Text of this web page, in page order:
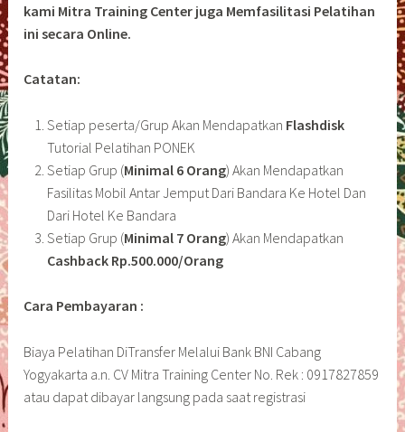
kami Mitra Training Center juga Memfasilitasi Pelatihan
ini secara Online.
Catatan:
Setiap peserta/Grup Akan Mendapatkan Flashdisk
Tutorial Pelatihan PONEK
Setiap Grup (Minimal 6 Orang) Akan Mendapatkan
Fasilitas Mobil Antar Jemput Dari Bandara Ke Hotel Dan
Dari Hotel Ke Bandara
Setiap Grup (Minimal 7 Orang) Akan Mendapatkan
Cashback Rp.500.000/Orang
Cara Pembayaran :
Biaya Pelatihan DiTransfer Melalui Bank BNI Cabang
Yogyakarta a.n. CV Mitra Training Center No. Rek : 0917827859
atau dapat dibayar langsung pada saat registrasi